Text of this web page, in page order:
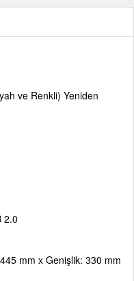
ve Renkli) Yeniden
2.0
mm x Genişlik: 330 mm